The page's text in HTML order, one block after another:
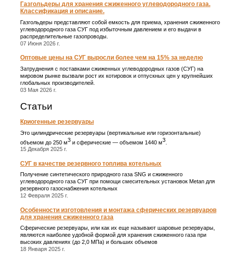
Газгольдеры для хранения сжиженного углеводородного газа.
Классификация и описание.
Газгольдеры представляют собой емкость для приема, хранения сжиженного
углеводородного газа СУГ под избыточным давлением и его выдачи в
распределительные газопроводы.
07 Июня 2026 г.
Оптовые цены на СУГ выросли более чем на 15% за неделю
Затруднения с поставками сжиженных углеводородных газов (СУГ) на
мировом рынке вызвали рост их котировок и отпускных цен у крупнейших
глобальных производителей.
03 Мая 2026 г.
Статьи
Криогенные резервуары
Это цилиндрические резервуары (вертикальные или горизонтальные)
объемом до 250 м3 и сферические ― объемом 1440 м3
15 Декабря 2025 г.
СУГ в качестве резервного топлива котельных
Получение синтетического природного газа SNG и сжиженного
углеводородного газа СУГ при помощи смесительных установок Metan для
резервного газоснабжения котельных
12 Февраля 2025 г.
Особенности изготовления и монтажа сферических резервуаров
для хранения сжиженного газа
Сферические резервуары, или как их еще называют шаровые резервуары,
являются наиболее удобной формой для хранения сжиженного газа при
высоких давлениях (до 2,0 МПа) и больших объемов
18 Января 2025 г.